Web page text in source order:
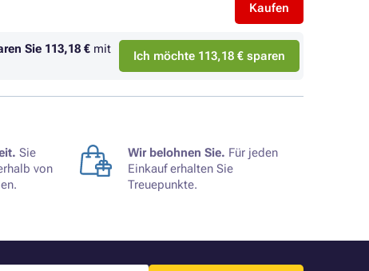
Kaufen
Sie 113,18 € mit
Ich möchte 113,18 € sparen
Sie
von
Wir belohnen Sie. Für jeden
Einkauf erhalten Sie
Treuepunkte.